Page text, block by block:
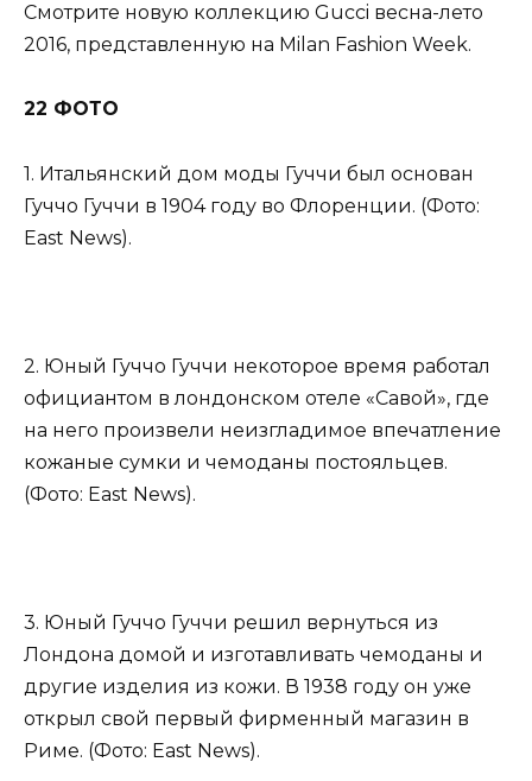
Смотрите новую коллекцию Gucci весна-лето
2016, представленную на Milan Fashion Week.
22 ФОТО
1. Итальянский дом моды Гуччи был основан
Гуччо Гуччи в 1904 году во Флоренции. (Фото:
East News).
2. Юный Гуччо Гуччи некоторое время работал
официантом в лондонском отеле «Савой», где
на него произвели неизгладимое впечатление
кожаные сумки и чемоданы постояльцев.
(Фото: East News).
3. Юный Гуччо Гуччи решил вернуться из
Лондона домой и изготавливать чемоданы и
другие изделия из кожи. В 1938 году он уже
открыл свой первый фирменный магазин в
Риме. (Фото: East News).